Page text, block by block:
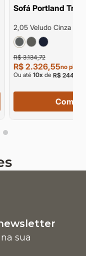
Sofá Portland
2,05 Veludo Cinza
R$ 3.134,72
R$ 2.326,55no pix
Ou até 10xde R$ 244,90
sua